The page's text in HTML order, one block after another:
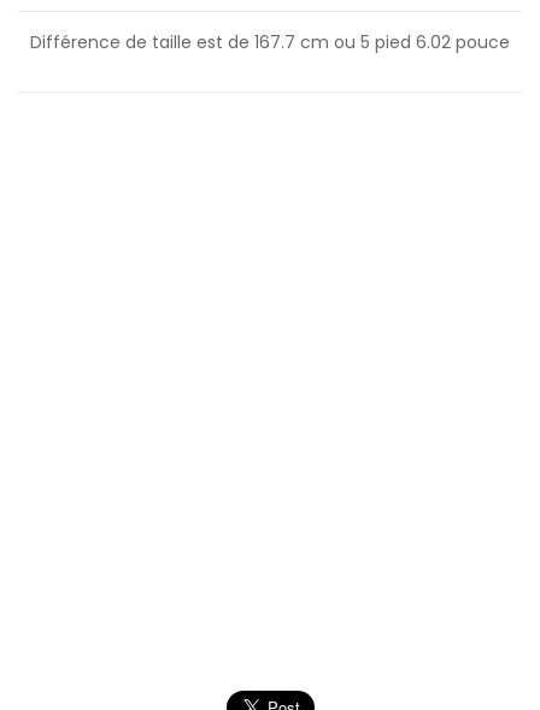
Différence de taille est de 167.7 cm ou 5 pied 6.02 pouce